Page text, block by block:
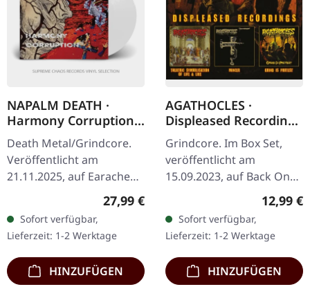
NAPALM DEATH ·
Harmony Corruption |
WHITE LP
Death Metal/Grindcore.
Veröffentlicht am
21.11.2025, auf Earache
Records. Weißes Vinyl LP
in Standard-Cover. Plastic
Head Exklusiv-Edition.…
Regulärer Preis:
27,99 €
Sofort verfügbar,
Lieferzeit: 1-2 Werktage
HINZUFÜGEN
AGATHOCLES ·
Displeased Recordings
| 3CD BOXSET
Grindcore. Im Box Set,
veröffentlicht am
15.09.2023, auf Back On
Black. Box-Set mit 3 CDs
der Displeased-Alben.
Diese umfassende
Sammlung zeigt die…
12,99 €
Sofort verfügbar,
Lieferzeit: 1-2 Werktage
HINZUFÜGEN